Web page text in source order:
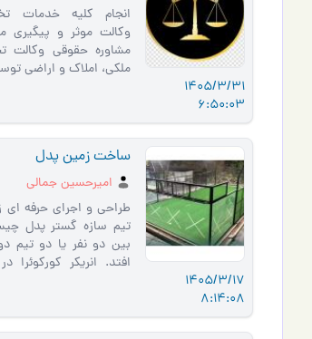
1405/3/31
6:50:03
انجام کلیه خدمات
وکالت موثر و پیگیری
مشاوره حقوقی وکالت
ملکی، املاک و اراضی
1405/3/17
8:14:08
ساخت زمین پدل
امیرحسین جمالی
طراحی و اجرای حرفه
تیم سازه گستر پدل
بین دو نفر یا دو تیم